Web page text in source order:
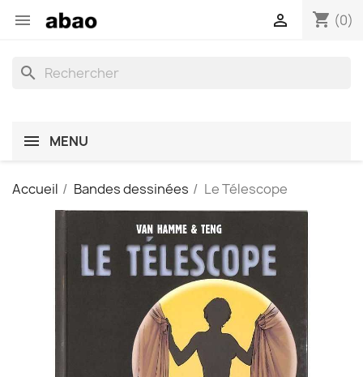
 shopping_cart (0)

search
MENU
Accueil Bandes dessinées Le Télescope